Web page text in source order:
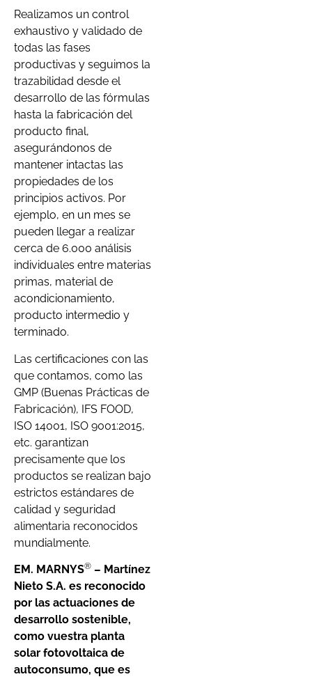
Realizamos un control
exhaustivo y validado de
todas las fases
productivas y seguimos la
trazabilidad desde el
desarrollo de las fórmulas
hasta la fabricación del
producto final,
asegurándonos de
mantener intactas las
propiedades de los
principios activos. Por
ejemplo, en un mes se
pueden llegar a realizar
cerca de 6.000 análisis
individuales entre materias
primas, material de
acondicionamiento,
producto intermedio y
terminado.
Las certificaciones con las
que contamos, como las
GMP (Buenas Prácticas de
Fabricación), IFS FOOD,
ISO 14001, ISO 9001:2015,
etc. garantizan
precisamente que los
productos se realizan bajo
estrictos estándares de
calidad y seguridad
alimentaria reconocidos
mundialmente.
EM. MARNYS® – Martínez
Nieto S.A. es reconocido
por las actuaciones de
desarrollo sostenible,
como vuestra planta
solar fotovoltaica de
autoconsumo, que es